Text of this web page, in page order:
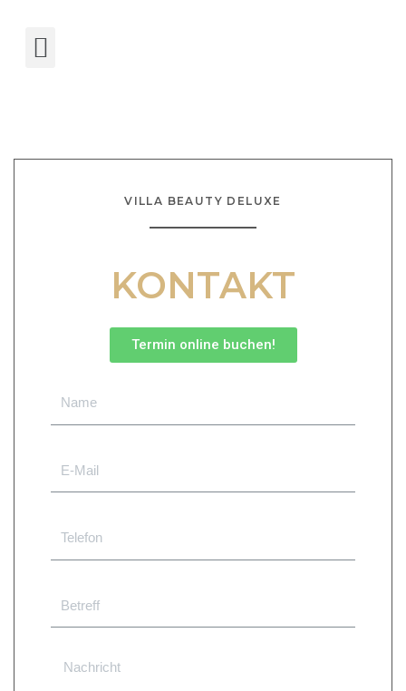
VILLA BEAUTY DELUXE
KONTAKT
Termin online buchen!